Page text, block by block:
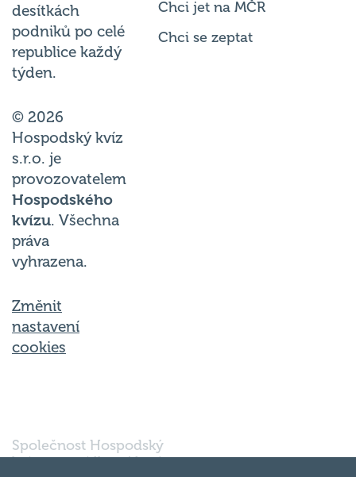
desítkách
podniků po celé
republice každý
týden.
© 2026
Hospodský kvíz
s.r.o. je
provozovatelem
Hospodského
kvízu. Všechna
práva
vyhrazena.
Změnit
nastavení
cookies
Chci jet na MČR
Chci se zeptat
Společnost Hospodský
kvíz s.r.o., sídlem Nové